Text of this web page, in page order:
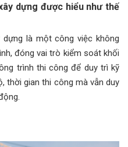
dựng được hiểu như thế
là một công việc không
đóng vai trò kiểm soát khối
trình thi công để duy trì kỹ
thời gian thi công mà vẫn duy